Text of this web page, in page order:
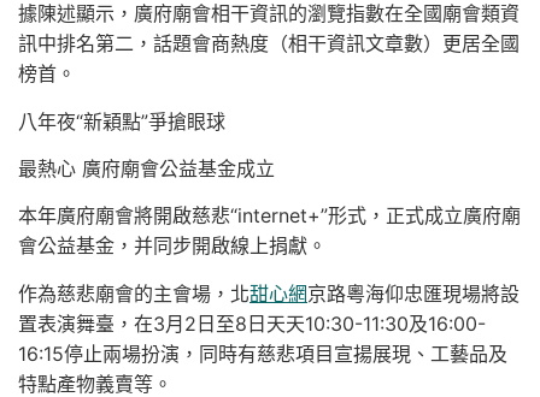
據陳述顯示，廣府廟會相干資訊的瀏覽指數在全國廟會類資
訊中排名第二，話題會商熱度（相干資訊文章數）更居全國
榜首。
八年夜“新穎點”爭搶眼球
最熱心 廣府廟會公益基金成立
本年廣府廟會將開啟慈悲“internet+”形式，正式成立廣府廟
會公益基金，并同步開啟線上捐獻。
作為慈悲廟會的主會場，北甜心網京路粵海仰忠匯現場將設
置表演舞臺，在3月2日至8日天天10:30-11:30及16:00-
16:15停止兩場扮演，同時有慈悲項目宣揚展現、工藝品及
特點產物義賣等。